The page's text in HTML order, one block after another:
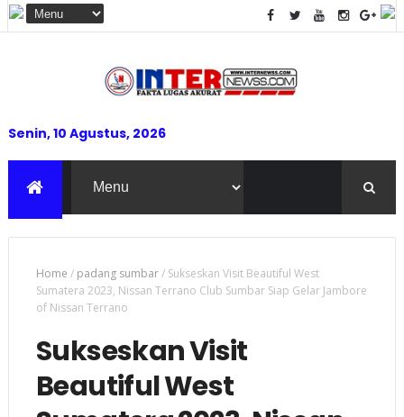
Senin, 10 Agustus, 2026
Home / padang sumbar/ Sukseskan Visit Beautiful West
Sumatera 2023, Nissan Terrano Club Sumbar Siap Gelar Jambore
of Nissan Terrano
Sukseskan Visit
Beautiful West